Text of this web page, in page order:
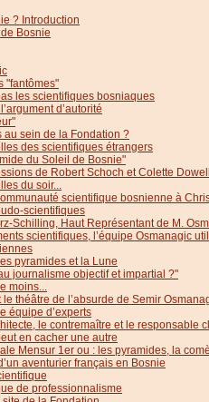
? Introduction
Bosnie
"fantômes"
les scientifiques bosniaques
d’autorité
au sein de la Fondation ?
des scientifiques étrangers
du Soleil de Bosnie"
de Robert Schoch et Colette
du soir...
scientifique bosnienne à
scientifiques
Schilling, Haut Représentant de M.
scientifiques, l’équipe Osmanagic
pyramides et la Lune
journalisme objectif et impartial ?"
moins...
le théâtre de l’absurde de Semir
équipe d’experts
le contremaître et le responsable
en cacher une autre
Mensur 1er ou : les pyramides, la
aventurier français en Bosnie
de professionnalisme